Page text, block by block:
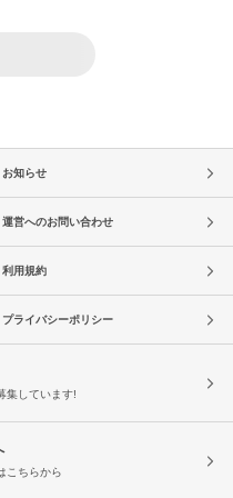
お知らせ
運営へのお問い合わせ
利用規約
プライバシーポリシー
集しています!
こちらから